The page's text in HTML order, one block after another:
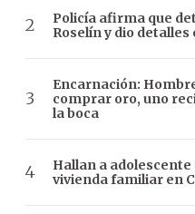
Policía afirma que
Roselín y dio
Encarnación:
comprar oro, uno
la boca
Hallan a
vivienda familiar en